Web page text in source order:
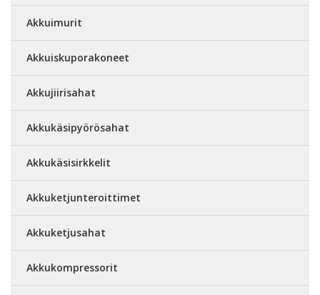
Akkuimurit
Akkuiskuporakoneet
Akkujiirisahat
Akkukäsipyörösahat
Akkukäsisirkkelit
Akkuketjunteroittimet
Akkuketjusahat
Akkukompressorit